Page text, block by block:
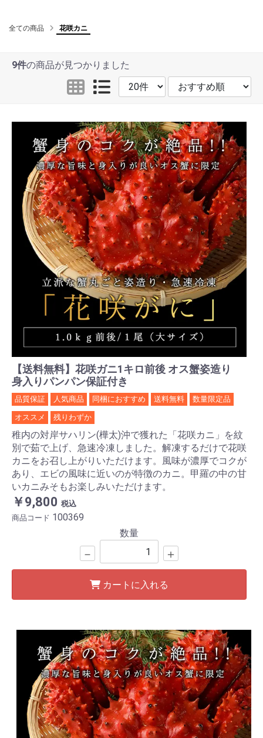
全ての商品 花咲カニ
9件の商品が見つかりました
【送料無料】花咲ガニ1キロ前後 オス蟹姿造り
身入りパンパン保証付き
品質保証 人気商品 同梱におすすめ 送料無料 数量限定品
オススメ 残りわずか
稚内の対岸サハリン(樺太)沖で獲れた「花咲カニ」を紋
別で茹で上げ、急速冷凍しました。解凍するだけで花咲
カニをお召し上がりいただけます。風味が濃厚でコクが
あり、エビの風味に近いのが特徴のカニ。甲羅の中の甘
いカニみそもお楽しみいただけます。
￥9,800 税込
商品コード 100369
数量
－ ＋
カートに入れる